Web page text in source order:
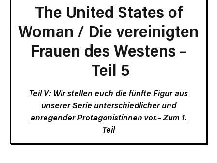
The United States of
Woman / Die vereinigten
Frauen des Westens –
Teil 5
Teil V: Wir stellen euch die fünfte Figur aus
unserer Serie unterschiedlicher und
anregender Protagonistinnen vor.–Zum 1.
Teil